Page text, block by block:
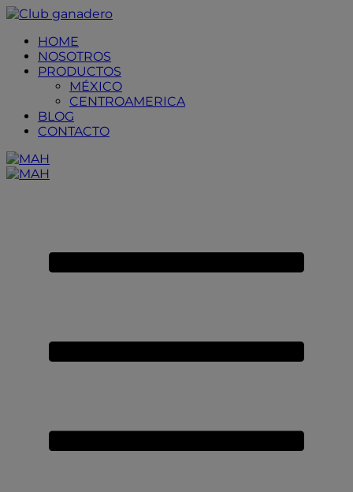
Placeholder
Anchor
Skip
Content
Skip
FooterHOME
NOSOTROS
PRODUCTOS
MÉXICO
CENTROAMERICA
BLOG
CONTACTO